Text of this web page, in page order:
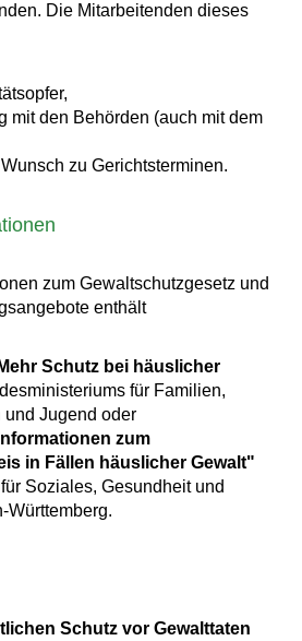
Die Mitarbeitenden dieses
mit den Behörden (auch mit dem
zu Gerichtsterminen.
zum Gewaltschutzgesetz und
enthält
Schutz bei häuslicher
für Familien,
und Jugend oder
zum
in Fällen häuslicher Gewalt"
Soziales, Gesundheit und
Württemberg.
Schutz vor Gewalttaten